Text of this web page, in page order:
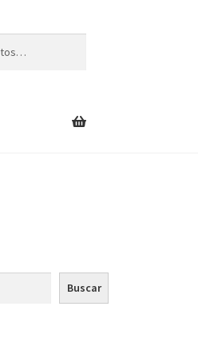
Buscar